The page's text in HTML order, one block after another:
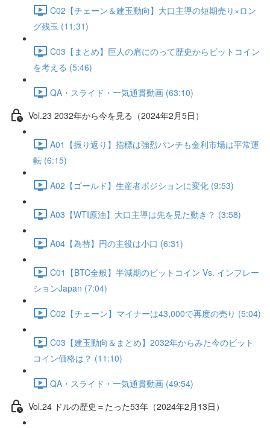
C02【チェーン＆建玉動向】大口主導の短期売り×ロン
グ残玉 (11:31)
C03【まとめ】巨人の肩にのって歴史からビットコイン
を考える (5:46)
QA・スライド・一気通貫動画 (63:10)
Vol.23 2032年から今を見る（2024年2月5日）
A01【振り返り】指標は強烈パンチも金利市場は平常運
転 (6:15)
A02【ゴールド】生産者ポジションに変化 (9:53)
A03【WTI原油】大口主導は先を見た動き？ (3:58)
A04【為替】円の主役は小口 (6:31)
C01【BTC全般】半減期のビットコイン Vs. インフレー
ションJapan (7:04)
C02【チェーン】マイナーは43,000で再度の売り (5:04)
C03【建玉動向＆まとめ】2032年からみた今のビット
コイン価格は？ (11:10)
QA・スライド・一気通貫動画 (49:54)
Vol.24 ドルの歴史＝たった53年（2024年2月13日）